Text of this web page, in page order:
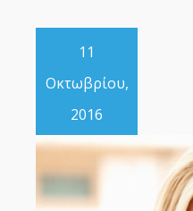
11
Οκτωβρίου,
2016